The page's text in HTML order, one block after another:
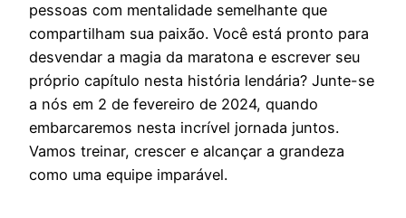
pessoas com mentalidade semelhante que
compartilham sua paixão. Você está pronto para
desvendar a magia da maratona e escrever seu
próprio capítulo nesta história lendária? Junte-se
a nós em 2 de fevereiro de 2024, quando
embarcaremos nesta incrível jornada juntos.
Vamos treinar, crescer e alcançar a grandeza
como uma equipe imparável.